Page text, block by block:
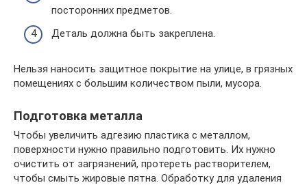
посторонних предметов.
Деталь должна быть закреплена.
Нельзя наносить защитное покрытие на улице, в грязных
помещениях с большим количеством пыли, мусора.
Подготовка металла
Чтобы увеличить адгезию пластика с металлом,
поверхности нужно правильно подготовить. Их нужно
очистить от загрязнений, протереть растворителем,
чтобы смыть жировые пятна. Обработку для удаления